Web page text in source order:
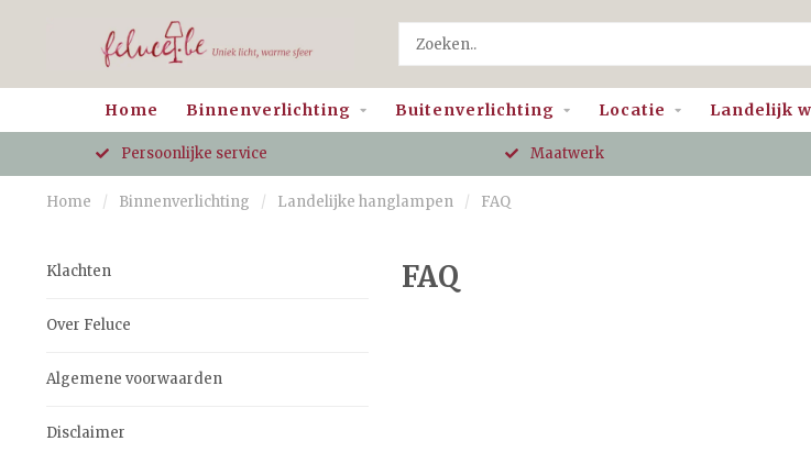
Home Binnenverlichting Buitenverlichting Locatie Landelijk
Persoonlijke service Maatwerk
Home / Binnenverlichting / Landelijke hanglampen / FAQ
Klachten
Over Feluce
Algemene voorwaarden
Disclaimer
FAQ